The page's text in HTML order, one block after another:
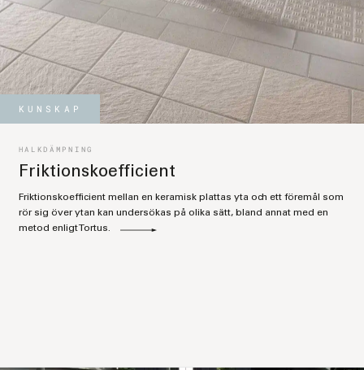
KUNSKAP
HALKDÄMPNING
Friktionskoefficient
Friktionskoefficient mellan en keramisk plattas yta och ett föremål som
rör sig över ytan kan undersökas på olika sätt, bland annat med en
metod enligt Tortus.